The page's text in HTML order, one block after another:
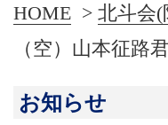
HOME > 北斗会(
（空）山本征路
お知らせ